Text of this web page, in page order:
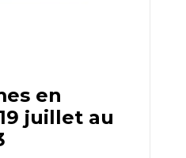
en
juillet au